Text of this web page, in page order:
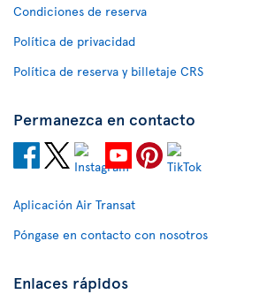
Condiciones de reserva
Política de privacidad
Política de reserva y billetaje CRS
Permanezca en contacto
Aplicación Air Transat
Póngase en contacto con nosotros
Enlaces rápidos